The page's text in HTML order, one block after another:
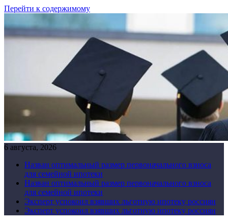
Перейти к содержимому
6 августа, 2026
Назван оптимальный размер первоначального взноса
для семейной ипотеки
Назван оптимальный размер первоначального взноса
для семейной ипотеки
Эксперт успокоил взявших льготную ипотеку россиян
Эксперт успокоил взявших льготную ипотеку россиян